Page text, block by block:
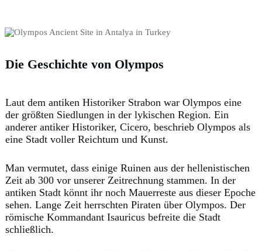
Die Geschichte von Olympos
Laut dem antiken Historiker Strabon war Olympos eine
der größten Siedlungen in der lykischen Region. Ein
anderer antiker Historiker, Cicero, beschrieb Olympos als
eine Stadt voller Reichtum und Kunst.
Man vermutet, dass einige Ruinen aus der hellenistischen
Zeit ab 300 vor unserer Zeitrechnung stammen. In der
antiken Stadt könnt ihr noch Mauerreste aus dieser Epoche
sehen. Lange Zeit herrschten Piraten über Olympos. Der
römische Kommandant Isauricus befreite die Stadt
schließlich.